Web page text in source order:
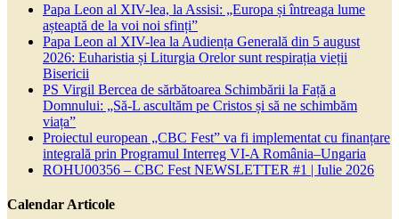
Papa Leon al XIV-lea, la Assisi: „Europa și întreaga lume
așteaptă de la voi noi sfinți”
Papa Leon al XIV-lea la Audiența Generală din 5 august
2026: Euharistia și Liturgia Orelor sunt respirația vieții
Bisericii
PS Virgil Bercea de sărbătoarea Schimbării la Față a
Domnului: „Să-L ascultăm pe Cristos și să ne schimbăm
viața”
Proiectul european „CBC Fest” va fi implementat cu finanțare
integrală prin Programul Interreg VI-A România–Ungaria
ROHU00356 – CBC Fest NEWSLETTER #1 | Iulie 2026
Calendar Articole